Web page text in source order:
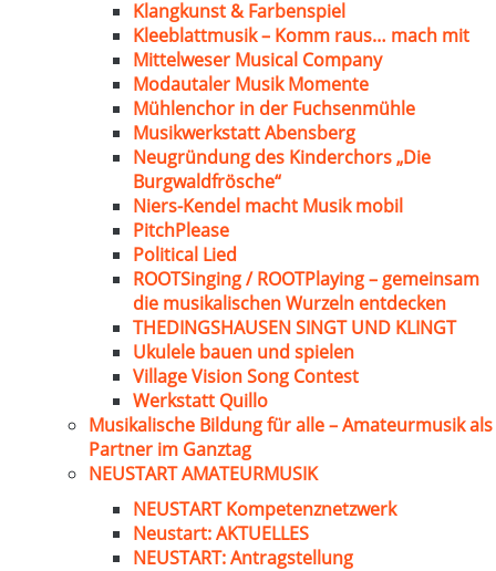
Klangkunst & Farbenspiel
Kleeblattmusik – Komm raus… mach mit
Mittelweser Musical Company
Modautaler Musik Momente
Mühlenchor in der Fuchsenmühle
Musikwerkstatt Abensberg
Neugründung des Kinderchors „Die
Burgwaldfrösche“
Niers-Kendel macht Musik mobil
PitchPlease
Political Lied
ROOTSinging / ROOTPlaying – gemeinsam
die musikalischen Wurzeln entdecken
THEDINGSHAUSEN SINGT UND KLINGT
Ukulele bauen und spielen
Village Vision Song Contest
Werkstatt Quillo
Musikalische Bildung für alle – Amateurmusik als
Partner im Ganztag
NEUSTART AMATEURMUSIK
NEUSTART Kompetenznetzwerk
Neustart: AKTUELLES
NEUSTART: Antragstellung